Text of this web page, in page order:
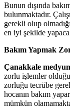
Bunun dışında
bulunmaktadır.
gerekli olup
en iyi şekilde
Bakım Yapmak
Çanakkale
zorlu işlemler
zorluğu tecrübe
hocanın bakım
mümkün